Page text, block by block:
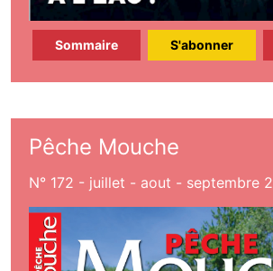
Sommaire S'abonner
Pêche Mouche
N° 172 - juillet - aout - septembre